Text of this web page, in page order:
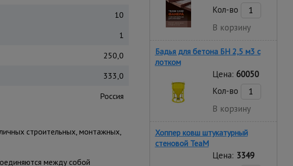
10
1
250,0
333,0
Россия
строительных, монтажных,
между собой
Кол-во
В корзину
Бадья для бетона БН 2,5 м3 с
лотком
Цена: 60050
Кол-во
В корзину
Хоппер ковш штукатурный
стеновой TeaM
Цена: 3349